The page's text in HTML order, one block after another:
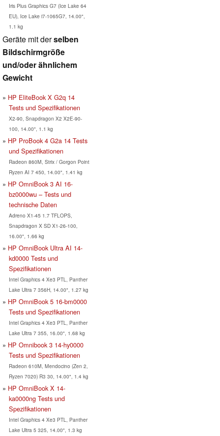
Iris Plus Graphics G7 (Ice Lake 64
EU), Ice Lake i7-1065G7, 14.00",
1.1 kg
Geräte mit derselben
Bildschirmgröße
und/oder ähnlichem
Gewicht
HP EliteBook X G2q 14
Tests und Spezifikationen
X2-90, Snapdragon X2 X2E-90-
100, 14.00", 1.1 kg
HP ProBook 4 G2a 14 Tests
und Spezifikationen
Radeon 860M, Strix / Gorgon Point
Ryzen AI 7 450, 14.00", 1.41 kg
HP OmniBook 3 AI 16-
bz0000wu – Tests und
technische Daten
Adreno X1-45 1.7 TFLOPS,
Snapdragon X SD X1-26-100,
16.00", 1.66 kg
HP OmniBook Ultra AI 14-
kd0000 Tests und
Spezifikationen
Intel Graphics 4 Xe3 PTL, Panther
Lake Ultra 7 356H, 14.00", 1.27 kg
HP OmniBook 5 16-bm0000
Tests und Spezifikationen
Intel Graphics 4 Xe3 PTL, Panther
Lake Ultra 7 355, 16.00", 1.68 kg
HP Omnibook 3 14-hy0000
Tests und Spezifikationen
Radeon 610M, Mendocino (Zen 2,
Ryzen 7020) R3 30, 14.00", 1.4 kg
HP OmniBook X 14-
ka0000ng Tests und
Spezifikationen
Intel Graphics 4 Xe3 PTL, Panther
Lake Ultra 5 325, 14.00", 1.3 kg